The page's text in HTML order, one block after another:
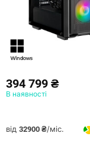
394 799 ₴
В наявності
від 32900 ₴/міс.